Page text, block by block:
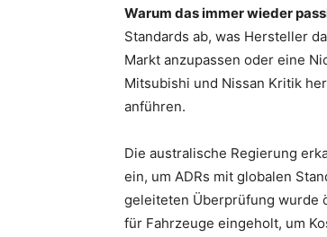
Warum das immer wieder
Standards ab, was Hersteller
Markt anzupassen oder eine
Mitsubishi und Nissan Kritik
anführen.
Die australische Regierung
ein, um ADRs mit globalen
geleiteten Überprüfung wurde
für Fahrzeuge eingeholt, um